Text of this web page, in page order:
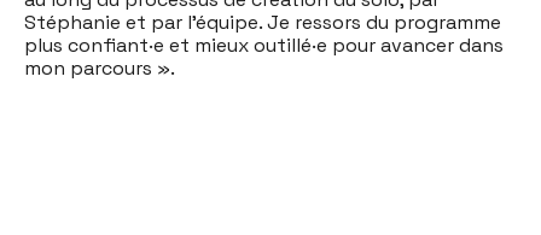
Stéphanie et par l’équipe. Je ressors du programme
plus confiant·e et mieux outillé·e pour avancer dans
mon parcours ».